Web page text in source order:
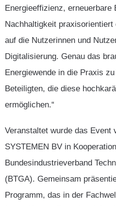
Energieeffizienz, erneuerbare
Nachhaltigkeit
auf die Nutzerinnen und
Digitalisierung. Genau das
Energiewende in die Praxis
Beteiligten, die diese
ermöglichen.“
Veranstaltet wurde das Event
SYSTEMEN BV in
Bundesindustrieverband
(BTGA). Gemeinsam
Programm, das in der